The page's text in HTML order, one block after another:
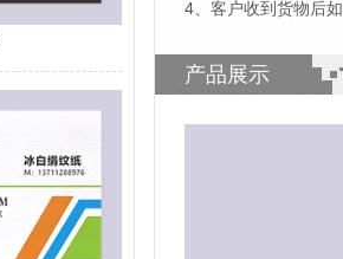
4、客户收到货物后
产品展示